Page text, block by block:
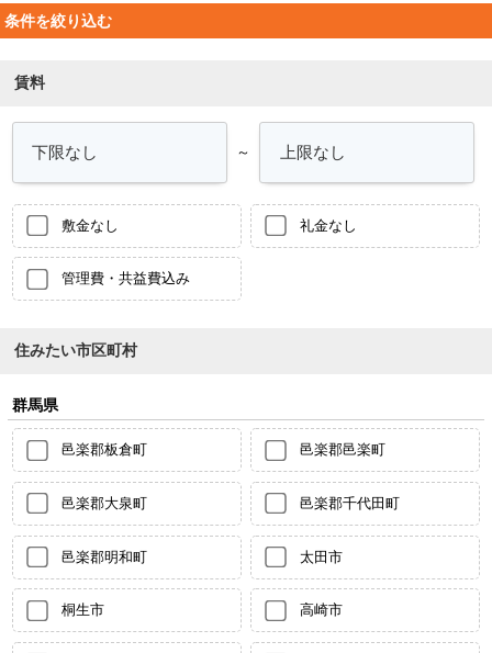
条件を絞り込む
賃料
～
敷金なし 礼金なし
管理費・共益費込み
住みたい市区町村
群馬県
邑楽郡板倉町 邑楽郡邑楽町
邑楽郡大泉町 邑楽郡千代田町
邑楽郡明和町 太田市
桐生市 高崎市